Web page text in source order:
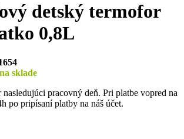
detský termofor
0,8L
sklade
nasledujúci pracovný deň. Pri platbe vopred na
po pripísaní platby na náš účet.